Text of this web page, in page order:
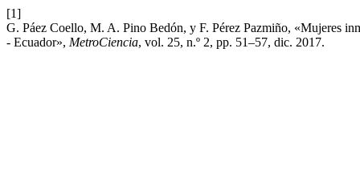
[1]
G. Páez Coello, M. A. Pino Bedón, y F. Pérez Pazmiño, «Mujeres
- Ecuador», MetroCiencia, vol. 25, n.º 2, pp. 51–57, dic. 2017.